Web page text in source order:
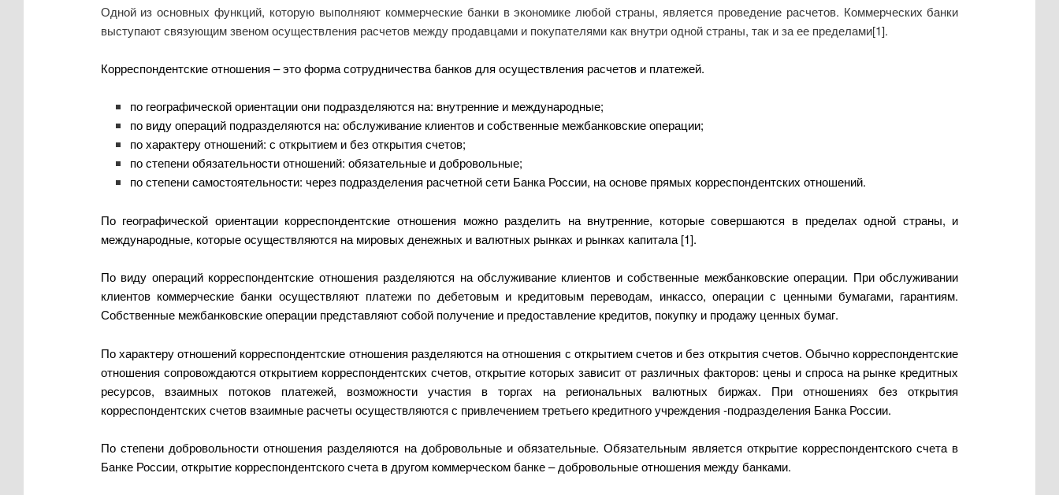
Одной из основных функций, которую выполняют коммерческие банки в экономике любой страны, является проведение расчетов. Коммерческих банки
выступают связующим звеном осуществления расчетов между продавцами и покупателями как внутри одной страны, так и за ее пределами[1].
Корреспондентские отношения – это форма сотрудничества банков для осуществления расчетов и платежей.
по географической ориентации они подразделяются на: внутренние и международные;
по виду операций подразделяются на: обслуживание клиентов и собственные межбанковские операции;
по характеру отношений: с открытием и без открытия счетов;
по степени обязательности отношений: обязательные и добровольные;
по степени самостоятельности: через подразделения расчетной сети Банка России, на основе прямых корреспондентских отношений.
По географической ориентации корреспондентские отношения можно разделить на внутренние, которые совершаются в пределах одной страны, и
международные, которые осуществляются на мировых денежных и валютных рынках и рынках капитала [1].
По виду операций корреспондентские отношения разделяются на обслуживание клиентов и собственные межбанковские операции. При обслуживании
клиентов коммерческие банки осуществляют платежи по дебетовым и кредитовым переводам, инкассо, операции с ценными бумагами, гарантиям.
Собственные межбанковские операции представляют собой получение и предоставление кредитов, покупку и продажу ценных бумаг.
По характеру отношений корреспондентские отношения разделяются на отношения с открытием счетов и без открытия счетов. Обычно корреспондентские
отношения сопровождаются открытием корреспондентских счетов, открытие которых зависит от различных факторов: цены и спроса на рынке кредитных
ресурсов, взаимных потоков платежей, возможности участия в торгах на региональных валютных биржах. При отношениях без открытия
корреспондентских счетов взаимные расчеты осуществляются с привлечением третьего кредитного учреждения -подразделения Банка России.
По степени добровольности отношения разделяются на добровольные и обязательные. Обязательным является открытие корреспондентского счета в
Банке России, открытие корреспондентского счета в другом коммерческом банке – добровольные отношения между банками.